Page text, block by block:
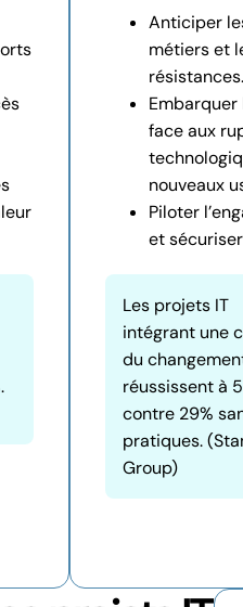
Anticiper
métiers et
résistances.
Embarquer
face aux
nouveaux
Piloter
et
Les projets IT
intégrant une
du
réussissent à
contre 29%
pratiques.
Group)